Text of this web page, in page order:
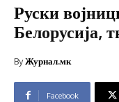
Руски
Белорусија,
ByЖурнал.мк
Facebook